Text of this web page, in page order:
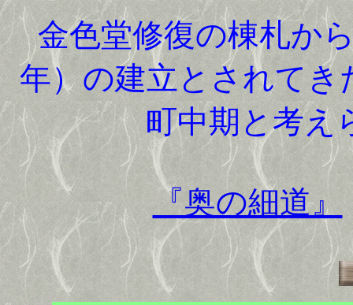
金色堂修復の棟札から
年）の建立とされてき
町中期と考え
『奥の細道』